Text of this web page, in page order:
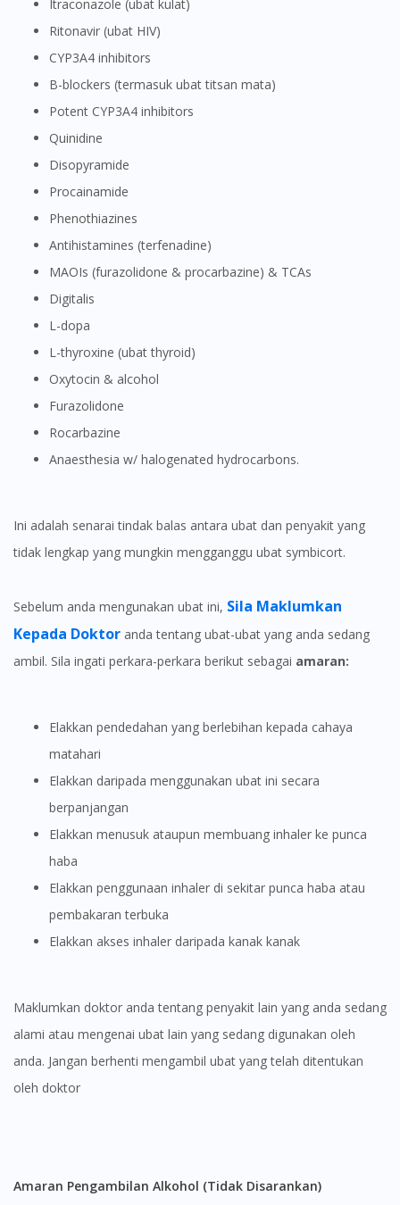
To serve you better, would you like to head over to
DoctorOnCall Singapore
No, please do not redirect me
Itraconazole (ubat kulat)
Ritonavir (ubat HIV)
CYP3A4 inhibitors
β-blockers (termasuk ubat titsan mata)
potent CYP3A4 inhibitors
Quinidine
Disopyramide
Procainamide
Phenothiazines
antihistamines (terfenadine)
MAOIs (furazolidone & procarbazine) & TCAs
Digitalis
L-dopa
L-thyroxine (ubat thyroid)
oxytocin & alcohol
Furazolidone
Rocarbazine
anaesthesia w/ halogenated hydrocarbons.
Ini adalah senarai tindak balas antara ubat dan penyakit yang
tidak lengkap yang mungkin mengganggu ubat symbicort.
Sebelum anda mengunakan ubat ini, Sila Maklumkan
Kepada Doktor anda tentang ubat-ubat yang anda sedang
ambil. Sila ingati perkara-perkara berikut sebagai amaran:
Elakkan pendedahan yang berlebihan kepada cahaya
matahari
Elakkan daripada menggunakan ubat ini secara
berpanjangan
Elakkan menusuk ataupun membuang inhaler ke punca
haba
Elakkan penggunaan inhaler di sekitar punca haba atau
pembakaran terbuka
Elakkan akses inhaler daripada kanak kanak
Maklumkan doktor anda tentang penyakit lain yang anda sedang
alami atau mengenai ubat lain yang sedang digunakan oleh
anda. Jangan berhenti mengambil ubat yang telah ditentukan
oleh doktor
Amaran Pengambilan Alkohol (Tidak Disarankan)